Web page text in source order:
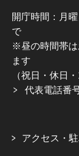
開庁時間：月
で
※昼の時間帯は
ます
（祝日・休日
代表電話番
アクセス・